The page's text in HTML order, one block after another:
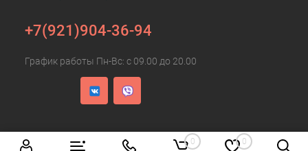
+7(921)904-36-94
График работы Пн-Вс: с 09.00 до 20.00
0 0